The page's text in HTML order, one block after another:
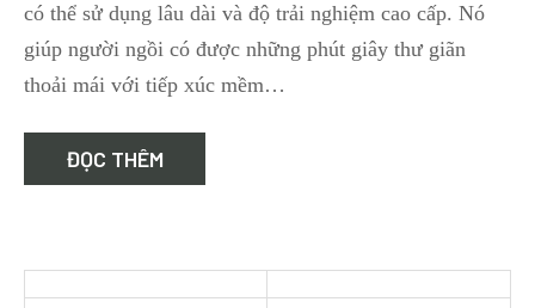
những
mẫu
ghế
bò
năm
2024
có thể sử dụng lâu dài và độ trải nghiệm cao cấp. Nó
giúp người ngồi có được những phút giây thư giãn
thoải mái với tiếp xúc mềm…
ĐỌC THÊM